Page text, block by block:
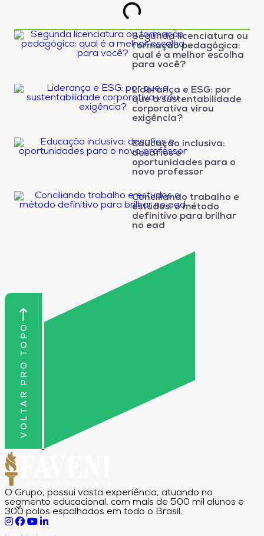
Segunda licenciatura ou
formação pedagógica:
qual é a melhor escolha
para você?
Liderança e ESG: por
que a sustentabilidade
corporativa virou
exigência?
Educação inclusiva:
desafios e
oportunidades para o
novo professor
Conciliando trabalho e
estudos: o método
definitivo para brilhar
no ead
VOLTAR PRO TOPO
O Grupo, possui vasta experiência, atuando no
segmento educacional, com mais de 500 mil alunos e
300 polos espalhados em todo o Brasil.